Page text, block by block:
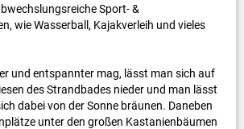
Sport- &
wie Wasserball, Kajakverleih und vieles
und entspannter mag, lässt man sich auf
des Strandbades nieder und man lässt
dabei von der Sonne bräunen. Daneben
unter den großen Kastanienbäumen